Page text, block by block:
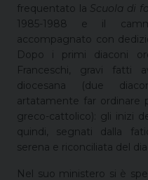
frequentato la Scuola di
1985-1988 e il
accompagnato con
Dopo i primi diaconi
Franceschi, gravi fatti
diocesana (due
artatamente far ordinare
greco-cattolico): gli inizi
quindi, segnati dalla
serena e riconciliata del
Nel suo ministero si è